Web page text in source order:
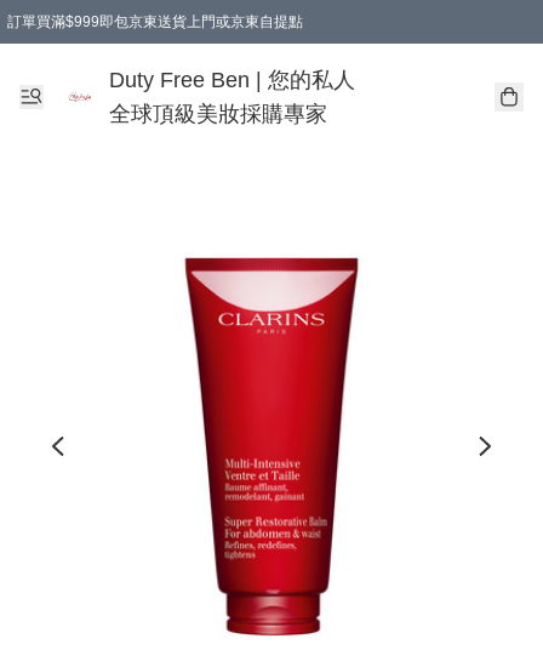
訂單買滿$999即包京東送貨上門或京東自提點
Duty Free Ben | 您的私人
全球頂級美妝採購專家